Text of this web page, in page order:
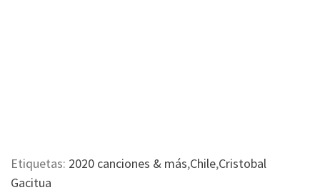
Etiquetas: 2020 canciones & más,Chile,Cristobal
Gacitua